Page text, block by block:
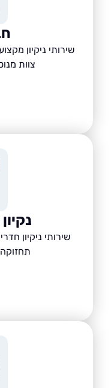
חברת
שירותי ניקיון מקצועיים
צוות מנוסה
נקיון
שירותי ניקיון חדרי
תחזוקה שוטפת